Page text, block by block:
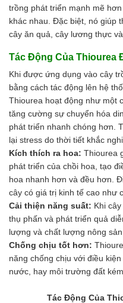
trồng phát triển mạnh mẽ
khác nhau. Đặc biệt, nó giúp
cây ăn quả, cây lương thực và
Tác Động Của Thiourea
Khi được ứng dụng vào cây
bằng cách tác động lên hệ
Thiourea hoạt động như một
tăng cường sự chuyển hóa
phát triển nhanh chóng hơn.
lại stress do thời tiết khắc
Kích thích ra hoa: Thiourea
phát triển của chồi hoa, tạo
hoa nhanh hơn và đều hơn.
cây có giá trị kinh tế cao như
Cải thiện năng suất: Khi
thụ phấn và phát triển quả
lượng và chất lượng nông sản.
Chống chịu tốt hơn:
năng chống chịu với điều
nước, hay môi trường đất
Tác Động Của